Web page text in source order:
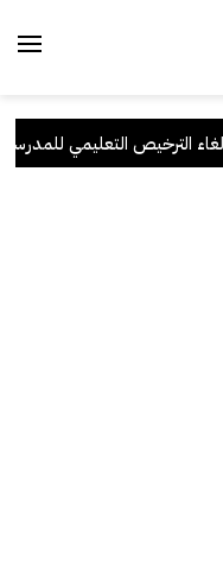
الترخيص التعليمي للمدرسة